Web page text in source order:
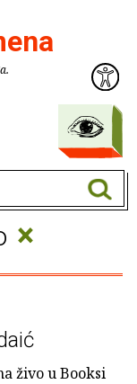
×
živo u Booksi